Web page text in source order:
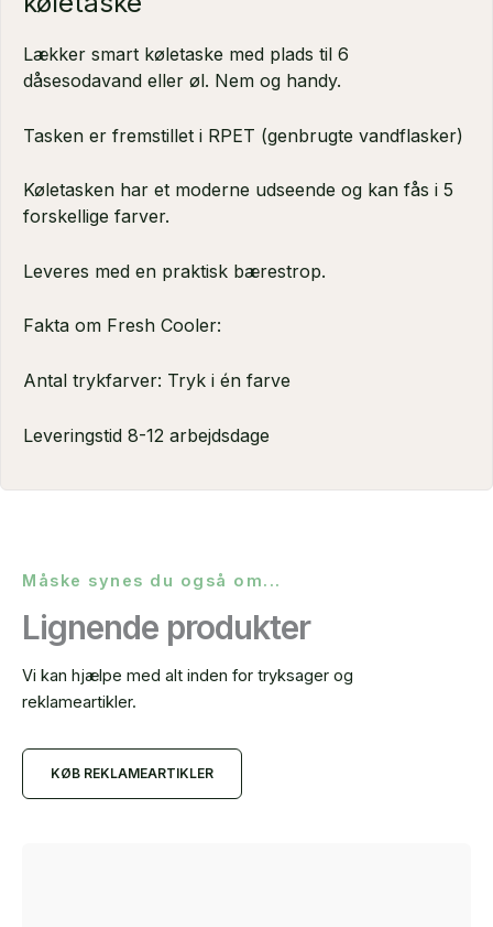
Lækker smart køletaske med plads til 6
dåsesodavand eller øl. Nem og handy.
Tasken er fremstillet i RPET (genbrugte vandflasker)
Køletasken har et moderne udseende og kan fås i 5
forskellige farver.
Leveres med en praktisk bærestrop.
Fakta om Fresh Cooler:
Antal trykfarver: Tryk i én farve
Leveringstid 8-12 arbejdsdage
Måske synes du også om...
Lignende produkter
Vi kan hjælpe med alt inden for tryksager og
reklameartikler.
KØB REKLAMEARTIKLER